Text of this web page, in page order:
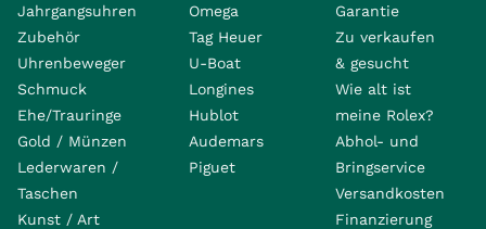
Jahrgangsuhren
Zubehör
Uhrenbeweger
Schmuck
Ehe/Trauringe
Gold / Münzen
Lederwaren /
Taschen
Kunst / Art
Omega
Tag Heuer
U-Boat
Longines
Hublot
Audemars
Piguet
Garantie
Zu verkaufen
& gesucht
Wie alt ist
meine Rolex?
Abhol- und
Bringservice
Versandkosten
Finanzierung